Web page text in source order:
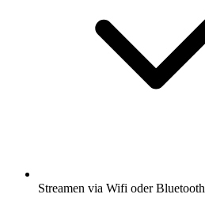
Streamen via Wifi oder Bluetooth